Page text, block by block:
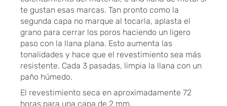
te gustan esas marcas. Tan pronto como la
segunda capa no marque al tocarla, aplasta el
grano para cerrar los poros haciendo un ligero
paso con la llana plana. Esto aumenta las
tonalidades y hace que el revestimiento sea más
resistente. Cada 3 pasadas, limpia la llana con un
paño húmedo.
El revestimiento seca en aproximadamente 72
horas para una capa de 2 mm.